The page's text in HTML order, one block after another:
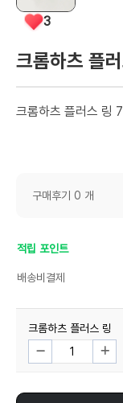
3
크롬하츠 플
크롬하츠 플러스 링
구매후기 0 개
적립 포인트
배송비결제
크롬하츠 플러스 링